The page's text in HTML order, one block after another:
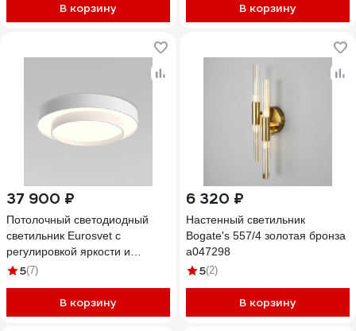
В корзину В корзину
37 900 ₽
Потолочный светодиодный
светильник Eurosvet с
регулировкой яркости и
цветовой температуры
5(7)
В корзину
6 320 ₽
Настенный светильник
Bogate's 557/4 золотая бронза
a047298
5(2)
В корзину